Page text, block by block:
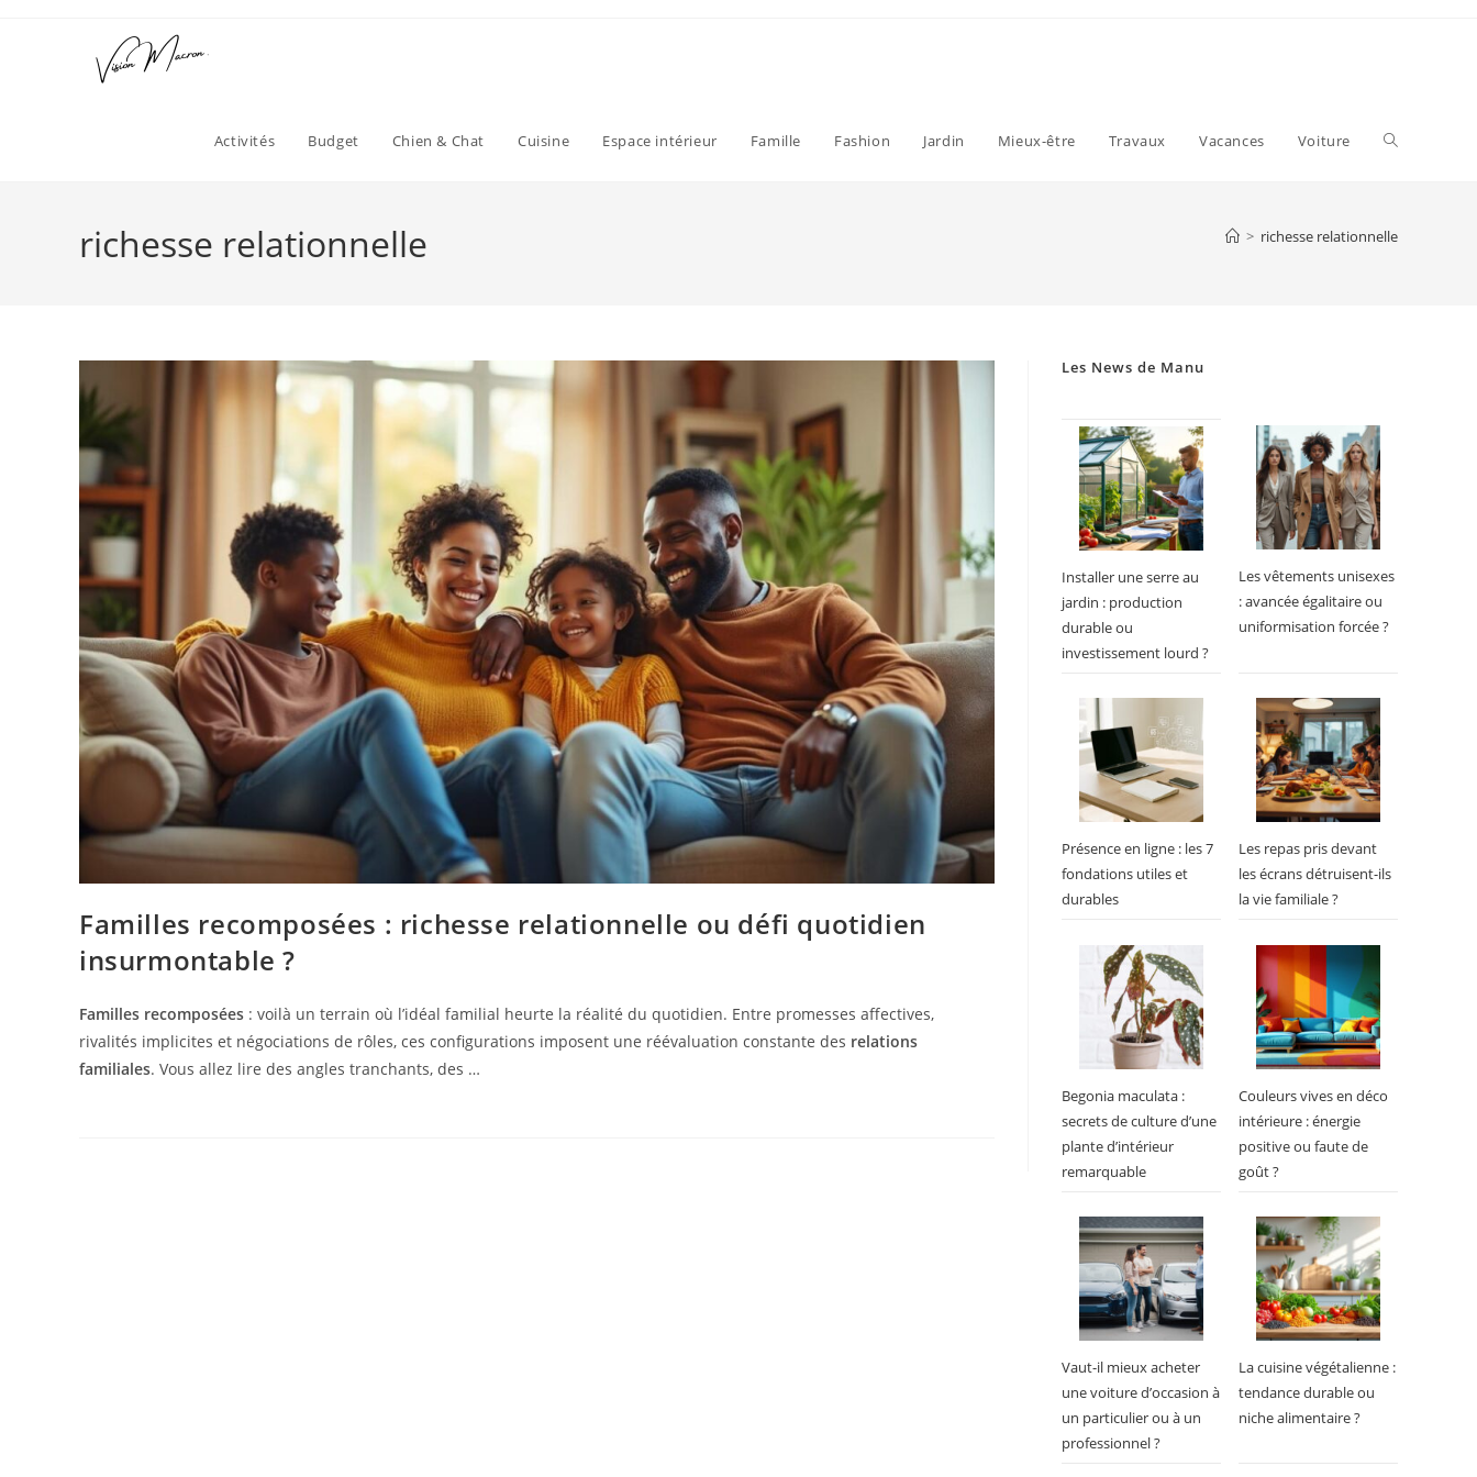
Activités Budget Chien & Chat Cuisine Espace intérieur Famille Fashion Jardin Mieux-être Travaux Vacances Voiture Toggle
richesse relationnelle > richesse relationnelle
Familles recomposées : richesse relationnelle ou défi quotidien
insurmontable ?
Familles recomposées : voilà un terrain où l’idéal familial heurte la réalité du quotidien. Entre promesses affectives,
rivalités implicites et négociations de rôles, ces configurations imposent une réévaluation constante des relations
familiales. Vous allez lire des angles tranchants, des …
Les News de Manu
Installer une serre au
jardin : production
durable ou
investissement lourd ?
Les vêtements unisexes
: avancée égalitaire ou
uniformisation forcée ?
Présence en ligne : les 7
fondations utiles et
durables
Les repas pris devant
les écrans détruisent-ils
la vie familiale ?
Begonia maculata :
secrets de culture d’une
plante d’intérieur
remarquable
Couleurs vives en déco
intérieure : énergie
positive ou faute de
goût ?
Vaut-il mieux acheter
une voiture d’occasion à
un particulier ou à un
professionnel ?
La cuisine végétalienne :
tendance durable ou
niche alimentaire ?